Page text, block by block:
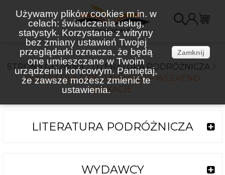
Używamy plików cookies m.in. w
celach: świadczenia usług,
statystyk. Korzystanie z witryny
bez zmiany ustawień Twojej
przeglądarki oznacza, że będą
one umieszczane w Twoim
urządzeniu końcowym. Pamiętaj,
że zawsze możesz zmienić te
ustawienia.
Zamknij
STRONA GŁÓWNA
LITERATURA PODRÓŻNICZA
POLSKA DLA DZIECI NA URLOP WEEKEND
WAKACJE
LITERATURA PODRÓŻNICZA
WYDAWCY